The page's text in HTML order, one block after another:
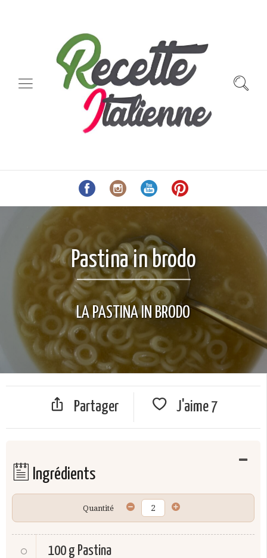
Pastina in brodo
LA PASTINA IN BRODO
Partager J'aime7
Ingrédients
Quantité
100 g Pastina